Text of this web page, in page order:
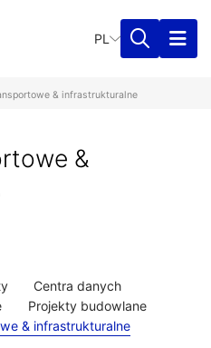
PL
& infrastrukturalne
&
Centra danych
Projekty budowlane
& infrastrukturalne